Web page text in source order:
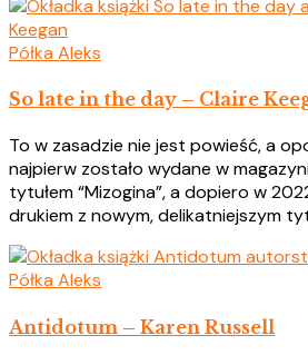
Półka Aleks
So late in the day – Claire
To w zasadzie nie jest powieść, a
najpierw zostało wydane w
tytułem “Mizogina”, a dopiero w
drukiem z nowym, delikatniejszym
Półka Aleks
Antidotum – Karen Russell